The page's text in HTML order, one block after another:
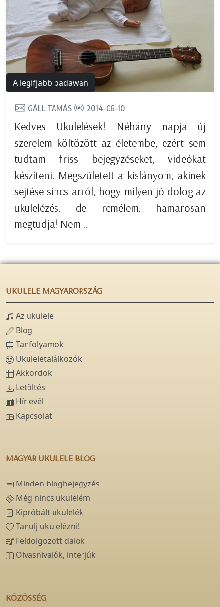
A legifjabb padawan
GÁLL TAMÁS 2014-06-10
Kedves Ukulelések! Néhány napja új
szerelem költözött az életembe, ezért sem
tudtam friss bejegyzéseket, videókat
készíteni. Megszületett a kislányom, akinek
sejtése sincs arról, hogy milyen jó dolog az
ukulelézés, de remélem, hamarosan
megtudja! Nem...
UKULELE MAGYARORSZÁG
Az ukulele
Blog
Tanfolyamok
Ukuleletalálkozók
Akkordok
Letöltés
Hírlevél
Kapcsolat
MAGYAR UKULELE BLOG
Minden blogbejegyzés
Még nincs ukulelém
Kipróbált ukulelék
Tanulj ukulelézni!
Feldolgozott dalok
Olvasnivalók, interjúk
KÖZÖSSÉG